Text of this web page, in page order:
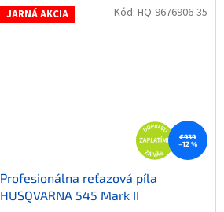
JARNÁ AKCIA
€939
–12 %
Profesionálna reťazová píla
HUSQVARNA 545 Mark II
Kód: HQ-9676906-35